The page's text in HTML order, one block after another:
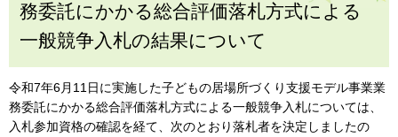
務委託にかかる総合評価落札方式による
一般競争入札の結果について
令和7年6月11日に実施した子どもの居場所づくり支援モデル事業業
務委託にかかる総合評価落札方式による一般競争入札については、
入札参加資格の確認を経て、次のとおり落札者を決定しましたの